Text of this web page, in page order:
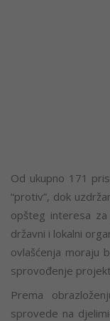
Od ukupno 171
“protiv”, dok
opšteg interesa
državni i lokalni
ovlašćenja moraju
sprovođenje
Prema
sprovede na